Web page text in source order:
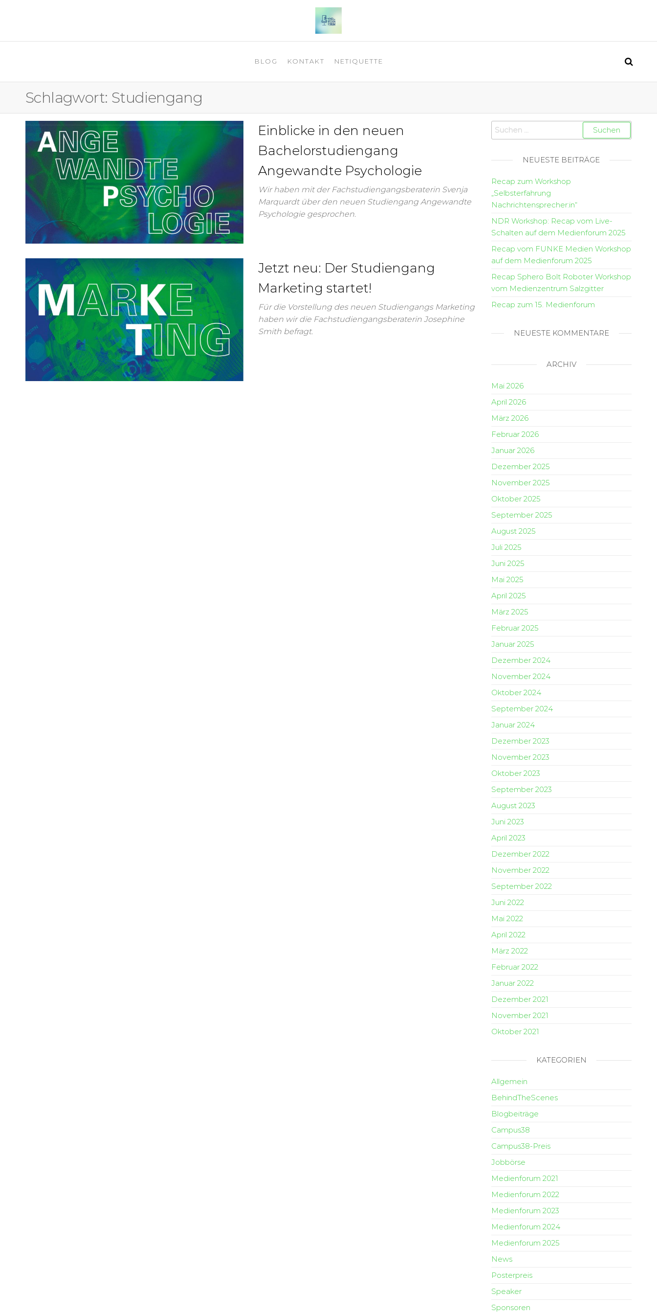
OSTFALIA MEDIENFORUM 2025
BLOG KONTAKT NETIQUETTE
Schlagwort: Studiengang
Einblicke in den neuen
Bachelorstudiengang
Angewandte Psychologie
Wir haben mit der Fachstudiengangsberaterin Svenja
Marquardt über den neuen Studiengang Angewandte
Psychologie gesprochen.
Jetzt neu: Der Studiengang
Marketing startet!
Für die Vorstellung des neuen Studiengangs Marketing
haben wir die Fachstudiengangsberaterin Josephine
Smith befragt.
NEUESTE BEITRÄGE
Recap zum Workshop
„Selbsterfahrung
Nachrichtensprecher:in“
NDR Workshop: Recap vom Live-
Schalten auf dem Medienforum 2025
Recap vom FUNKE Medien Workshop
auf dem Medienforum 2025
Recap Sphero Bolt Roboter Workshop
vom Medienzentrum Salzgitter
Recap zum 15. Medienforum
NEUESTE KOMMENTARE
ARCHIV
Mai 2026
April 2026
März 2026
Februar 2026
Januar 2026
Dezember 2025
November 2025
Oktober 2025
September 2025
August 2025
Juli 2025
Juni 2025
Mai 2025
April 2025
März 2025
Februar 2025
Januar 2025
Dezember 2024
November 2024
Oktober 2024
September 2024
Januar 2024
Dezember 2023
November 2023
Oktober 2023
September 2023
August 2023
Juni 2023
April 2023
Dezember 2022
November 2022
September 2022
Juni 2022
Mai 2022
April 2022
März 2022
Februar 2022
Januar 2022
Dezember 2021
November 2021
Oktober 2021
KATEGORIEN
Allgemein
BehindTheScenes
Blogbeiträge
Campus38
Campus38-Preis
Jobbörse
Medienforum 2021
Medienforum 2022
Medienforum 2023
Medienforum 2024
Medienforum 2025
News
Posterpreis
Speaker
Sponsoren